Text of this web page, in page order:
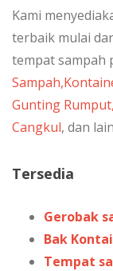
Kami
terbaik mulai
tempat sampah
Sampah,
Gunting
Cangkul, dan
Tersedia
Gerobak
Bak
Tempat